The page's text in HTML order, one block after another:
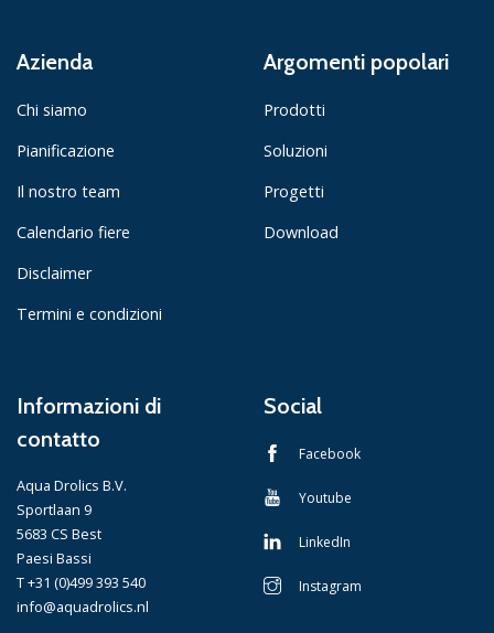
Azienda
Chi siamo
Pianificazione
Il nostro team
Calendario fiere
Disclaimer
Termini e condizioni
Argomenti popolari
Prodotti
Soluzioni
Progetti
Download
Informazioni di
contatto
Aqua Drolics B.V.
Sportlaan 9
5683 CS Best
Paesi Bassi
T +31 (0)499 393 540
info@aquadrolics.nl
Social
Facebook
Youtube
LinkedIn
Instagram